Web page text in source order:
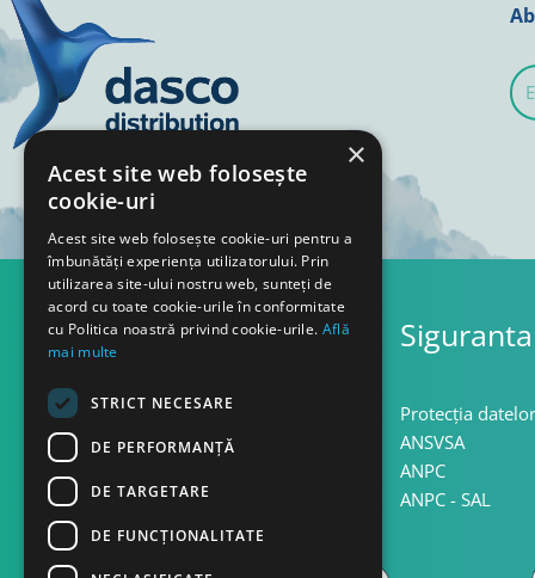
E-
Asistenta
Termeni si conditii
Confidentialitate
Politica cookie
Politica retur
Siguranta
Protecția datelor
ANSVSA
ANPC
ANPC - SAL
×
Acest site web folosește
cookie-uri
Acest site web folosește cookie-uri pentru a
îmbunătăți experiența utilizatorului. Prin
utilizarea site-ului nostru web, sunteți de
acord cu toate cookie-urile în conformitate
cu Politica noastră privind cookie-urile. Află
mai multe
STRICT NECESARE
DE PERFORMANȚĂ
DE TARGETARE
DE FUNCŢIONALITATE